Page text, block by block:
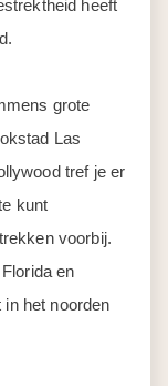
heeft
grote
Las
tref je er
kunt
voorbij.
en
het noorden